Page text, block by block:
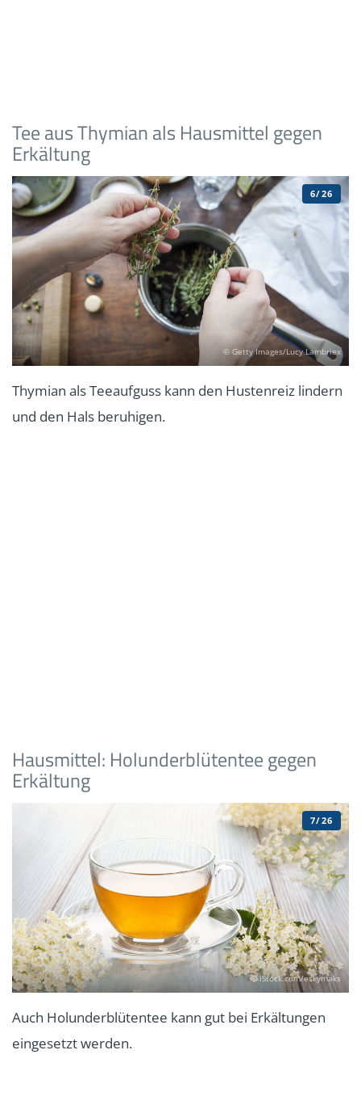
Tee aus Thymian als Hausmittel gegen
Erkältung
© Getty Images/Lucy Lambriex
6/26
Thymian als Teeaufguss kann den Hustenreiz lindern
und den Hals beruhigen.
Hausmittel: Holunderblütentee gegen
Erkältung
© iStock.com/eskymaks
7/26
Auch Holunderblütentee kann gut bei Erkältungen
eingesetzt werden.